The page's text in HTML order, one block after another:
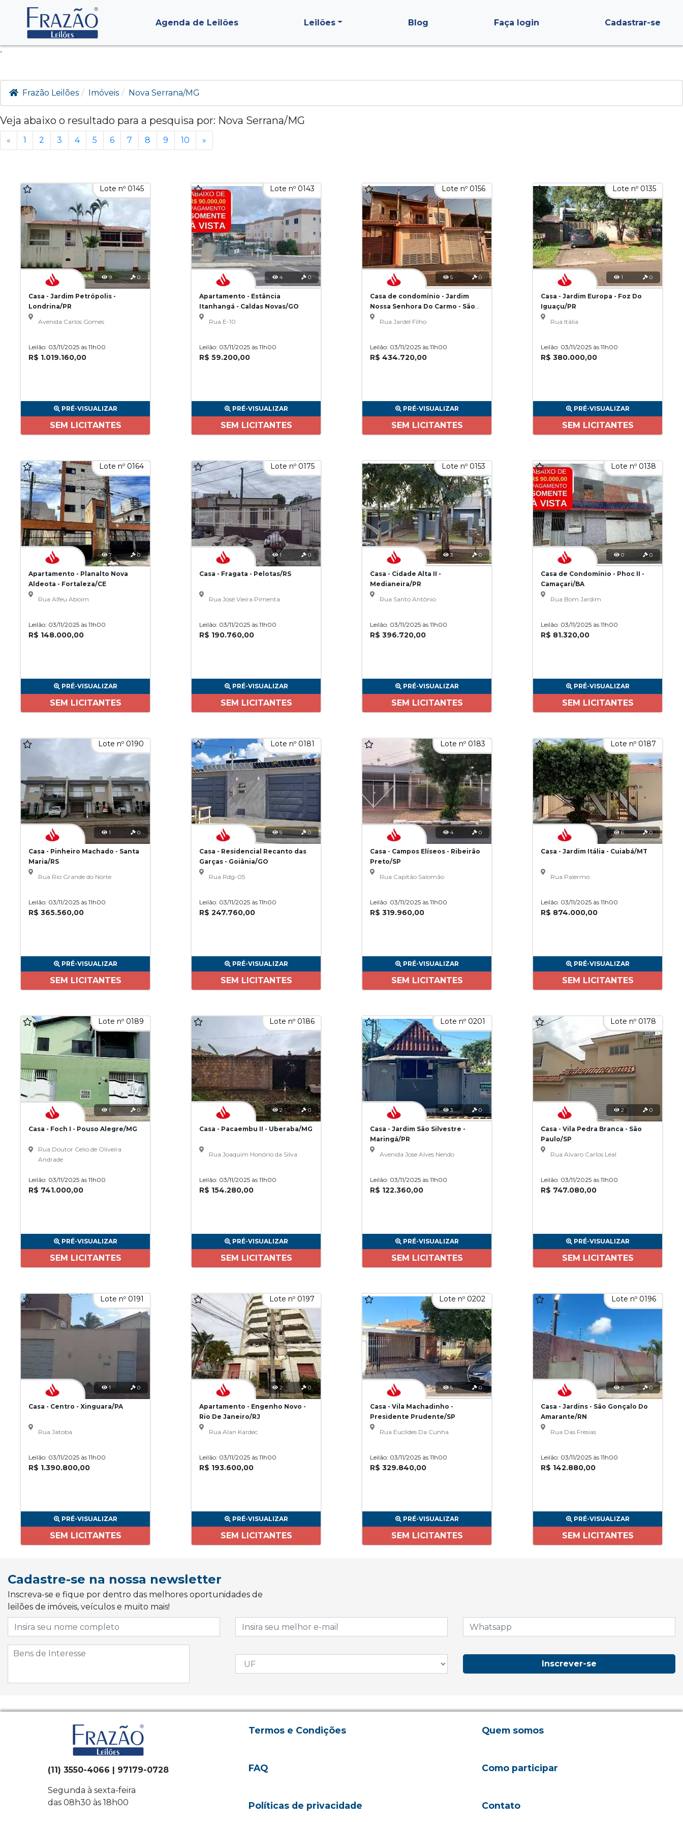
.
Agenda de Leilões Leilões Blog Faça login Cadastrar-se
Frazão Leilões Imóveis Nova Serrana/MG
Veja abaixo o resultado para a pesquisa por: Nova Serrana/MG
« 1 2 3 4 5 6 7 8 9 10 »
Lote nº 0145
9 0
Casa - Jardim Petrópolis -
Londrina/PR
Avenida Carlos Gomes
Leilão: 03/11/2025 às 11h00
R$ 1.019.160,00
PRÉ-VISUALIZAR
SEM LICITANTES
Lote nº 0143
4 0
Apartamento - Estância
Itanhangá - Caldas Novas/GO
Rua E-10
Leilão: 03/11/2025 às 11h00
R$ 59.200,00
PRÉ-VISUALIZAR
SEM LICITANTES
Lote nº 0156
5 0
Casa de condomínio - Jardim
Nossa Senhora Do Carmo - São
Paulo/SP
Rua Jardel Filho
Leilão: 03/11/2025 às 11h00
R$ 434.720,00
PRÉ-VISUALIZAR
SEM LICITANTES
Lote nº 0135
1 0
Casa - Jardim Europa - Foz Do
Iguaçu/PR
Rua Itália
Leilão: 03/11/2025 às 11h00
R$ 380.000,00
PRÉ-VISUALIZAR
SEM LICITANTES
Lote nº 0164
7 0
Apartamento - Planalto Nova
Aldeota - Fortaleza/CE
Rua Alfeu Aboim
Leilão: 03/11/2025 às 11h00
R$ 148.000,00
PRÉ-VISUALIZAR
SEM LICITANTES
Lote nº 0175
1 0
Casa - Fragata - Pelotas/RS
Rua José Vieira Pimenta
Leilão: 03/11/2025 às 11h00
R$ 190.760,00
PRÉ-VISUALIZAR
SEM LICITANTES
Lote nº 0153
3 0
Casa - Cidade Alta II -
Medianeira/PR
Rua Santo Antônio
Leilão: 03/11/2025 às 11h00
R$ 396.720,00
PRÉ-VISUALIZAR
SEM LICITANTES
Lote nº 0138
0 0
Casa de Condomínio - Phoc II -
Camaçari/BA
Rua Bom Jardim
Leilão: 03/11/2025 às 11h00
R$ 81.320,00
PRÉ-VISUALIZAR
SEM LICITANTES
Lote nº 0190
1 0
Casa - Pinheiro Machado - Santa
Maria/RS
Rua Rio Grande do Norte
Leilão: 03/11/2025 às 11h00
R$ 365.560,00
PRÉ-VISUALIZAR
SEM LICITANTES
Lote nº 0181
5 0
Casa - Residencial Recanto das
Garças - Goiânia/GO
Rua Rdg-05
Leilão: 03/11/2025 às 11h00
R$ 247.760,00
PRÉ-VISUALIZAR
SEM LICITANTES
Lote nº 0183
4 0
Casa - Campos Elíseos - Ribeirão
Preto/SP
Rua Capitão Salomão
Leilão: 03/11/2025 às 11h00
R$ 319.960,00
PRÉ-VISUALIZAR
SEM LICITANTES
Lote nº 0187
6 0
Casa - Jardim Itália - Cuiabá/MT
Rua Palermo
Leilão: 03/11/2025 às 11h00
R$ 874.000,00
PRÉ-VISUALIZAR
SEM LICITANTES
Lote nº 0189
1 0
Casa - Foch I - Pouso Alegre/MG
Rua Doutor Celio de Oliveira
Andrade
Leilão: 03/11/2025 às 11h00
R$ 741.000,00
PRÉ-VISUALIZAR
SEM LICITANTES
Lote nº 0186
2 0
Casa - Pacaembu II - Uberaba/MG
Rua Joaquim Honório da Silva
Leilão: 03/11/2025 às 11h00
R$ 154.280,00
PRÉ-VISUALIZAR
SEM LICITANTES
Lote nº 0201
3 0
Casa - Jardim São Silvestre -
Maringá/PR
Avenida Jose Alves Nendo
Leilão: 03/11/2025 às 11h00
R$ 122.360,00
PRÉ-VISUALIZAR
SEM LICITANTES
Lote nº 0178
2 0
Casa - Vila Pedra Branca - São
Paulo/SP
Rua Alvaro Carlos Leal
Leilão: 03/11/2025 às 11h00
R$ 747.080,00
PRÉ-VISUALIZAR
SEM LICITANTES
Lote nº 0191
1 0
Casa - Centro - Xinguara/PA
Rua Jatoba
Leilão: 03/11/2025 às 11h00
R$ 1.390.800,00
PRÉ-VISUALIZAR
SEM LICITANTES
Lote nº 0197
2 0
Apartamento - Engenho Novo -
Rio De Janeiro/RJ
Rua Alan Kardec
Leilão: 03/11/2025 às 11h00
R$ 193.600,00
PRÉ-VISUALIZAR
SEM LICITANTES
Lote nº 0202
5 0
Casa - Vila Machadinho -
Presidente Prudente/SP
Rua Euclides Da Cunha
Leilão: 03/11/2025 às 11h00
R$ 329.840,00
PRÉ-VISUALIZAR
SEM LICITANTES
Lote nº 0196
2 0
Casa - Jardins - São Gonçalo Do
Amarante/RN
Rua Das Fresias
Leilão: 03/11/2025 às 11h00
R$ 142.880,00
PRÉ-VISUALIZAR
SEM LICITANTES
Cadastre-se na nossa newsletter
Inscreva-se e fique por dentro das melhores oportunidades de
leilões de imóveis, veículos e muito mais!
Inscrever-se
(11) 3550-4066 | 97179-0728
Segunda à sexta-feira
das 08h30 às 18h00
Termos e Condições
FAQ
Políticas de privacidade
Quem somos
Como participar
Contato